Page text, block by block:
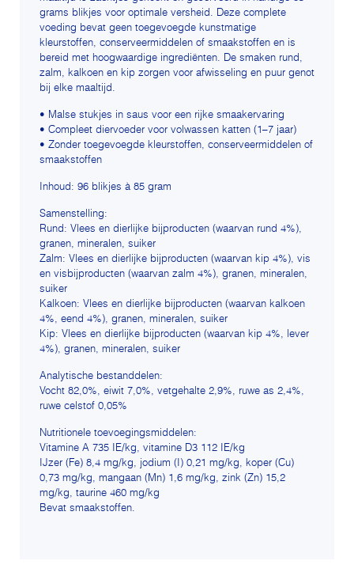
grams blikjes voor optimale versheid. Deze complete
voeding bevat geen toegevoegde kunstmatige
kleurstoffen, conserveermiddelen of smaakstoffen en is
bereid met hoogwaardige ingrediënten. De smaken rund,
zalm, kalkoen en kip zorgen voor afwisseling en puur genot
bij elke maaltijd.
• Malse stukjes in saus voor een rijke smaakervaring
• Compleet diervoeder voor volwassen katten (1–7 jaar)
• Zonder toegevoegde kleurstoffen, conserveermiddelen of
smaakstoffen
Inhoud: 96 blikjes à 85 gram
Samenstelling:
Rund: Vlees en dierlijke bijproducten (waarvan rund 4%),
granen, mineralen, suiker
Zalm: Vlees en dierlijke bijproducten (waarvan kip 4%), vis
en visbijproducten (waarvan zalm 4%), granen, mineralen,
suiker
Kalkoen: Vlees en dierlijke bijproducten (waarvan kalkoen
4%, eend 4%), granen, mineralen, suiker
Kip: Vlees en dierlijke bijproducten (waarvan kip 4%, lever
4%), granen, mineralen, suiker
Analytische bestanddelen:
Vocht 82,0%, eiwit 7,0%, vetgehalte 2,9%, ruwe as 2,4%,
ruwe celstof 0,05%
Nutritionele toevoegingsmiddelen:
Vitamine A 735 IE/kg, vitamine D3 112 IE/kg
IJzer (Fe) 8,4 mg/kg, jodium (I) 0,21 mg/kg, koper (Cu)
0,73 mg/kg, mangaan (Mn) 1,6 mg/kg, zink (Zn) 15,2
mg/kg, taurine 460 mg/kg
Bevat smaakstoffen.